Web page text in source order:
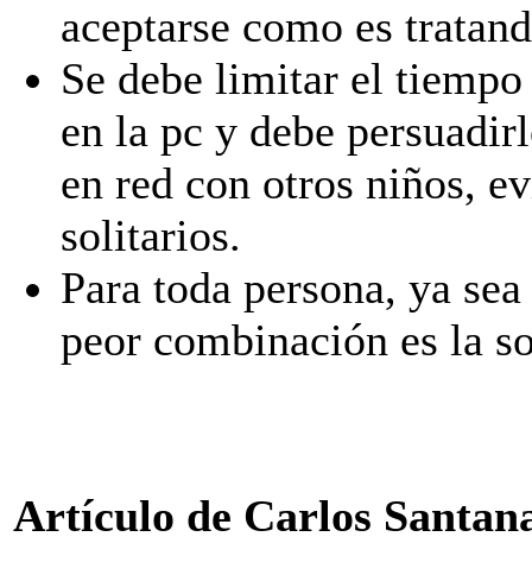
aceptarse como es
Se debe limitar el
en la pc y debe
en red con otros niños,
solitarios.
Para toda persona, ya
peor combinación es la
Artículo de Carlos